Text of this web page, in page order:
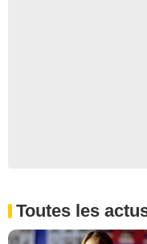
Toutes les